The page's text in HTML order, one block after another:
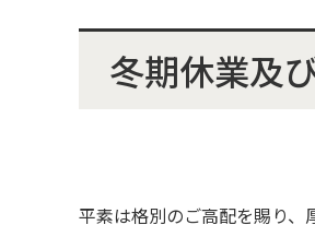
冬期休業及
平素は格別のご高配を賜り、